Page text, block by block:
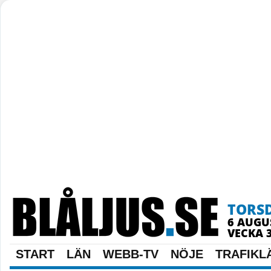
6
VECKA
START LÄN WEBB-TV NÖJE